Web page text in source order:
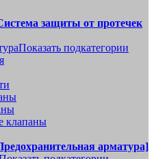
защиты от протечек
Показать подкатегории
клапаны
арматура]